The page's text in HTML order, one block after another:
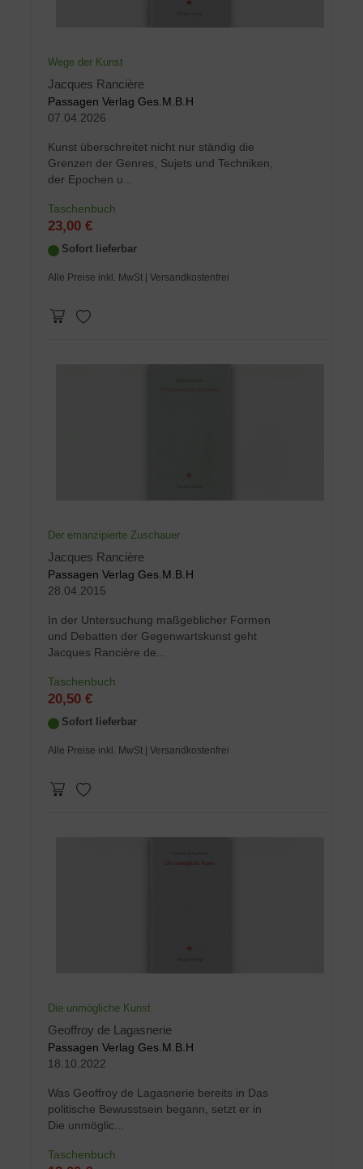
Wege der Kunst
Jacques Rancière
Passagen Verlag Ges.M.B.H
07.04.2026
Kunst überschreitet nicht nur ständig die
Grenzen der Genres, Sujets und Techniken,
der Epochen u...
Taschenbuch
23,00 €
Sofort lieferbar
Alle Preise inkl. MwSt | Versandkostenfrei
Der emanzipierte Zuschauer
Jacques Rancière
Passagen Verlag Ges.M.B.H
28.04.2015
In der Untersuchung maßgeblicher Formen
und Debatten der Gegenwartskunst geht
Jacques Rancière de...
Taschenbuch
20,50 €
Sofort lieferbar
Alle Preise inkl. MwSt | Versandkostenfrei
Die unmögliche Kunst
Geoffroy de Lagasnerie
Passagen Verlag Ges.M.B.H
18.10.2022
Was Geoffroy de Lagasnerie bereits in Das
politische Bewusstsein begann, setzt er in
Die unmöglic...
Taschenbuch